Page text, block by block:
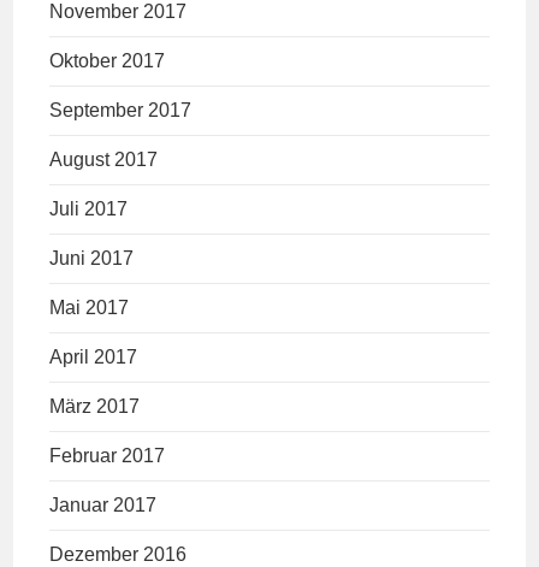
November 2017
Oktober 2017
September 2017
August 2017
Juli 2017
Juni 2017
Mai 2017
April 2017
März 2017
Februar 2017
Januar 2017
Dezember 2016